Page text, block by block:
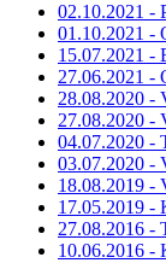
02.10.2021 -
01.10.2021 -
15.07.2021 -
27.06.2021 -
28.08.2020 -
27.08.2020 -
04.07.2020 -
03.07.2020 -
18.08.2019 -
17.05.2019 -
27.08.2016 -
10.06.2016 -